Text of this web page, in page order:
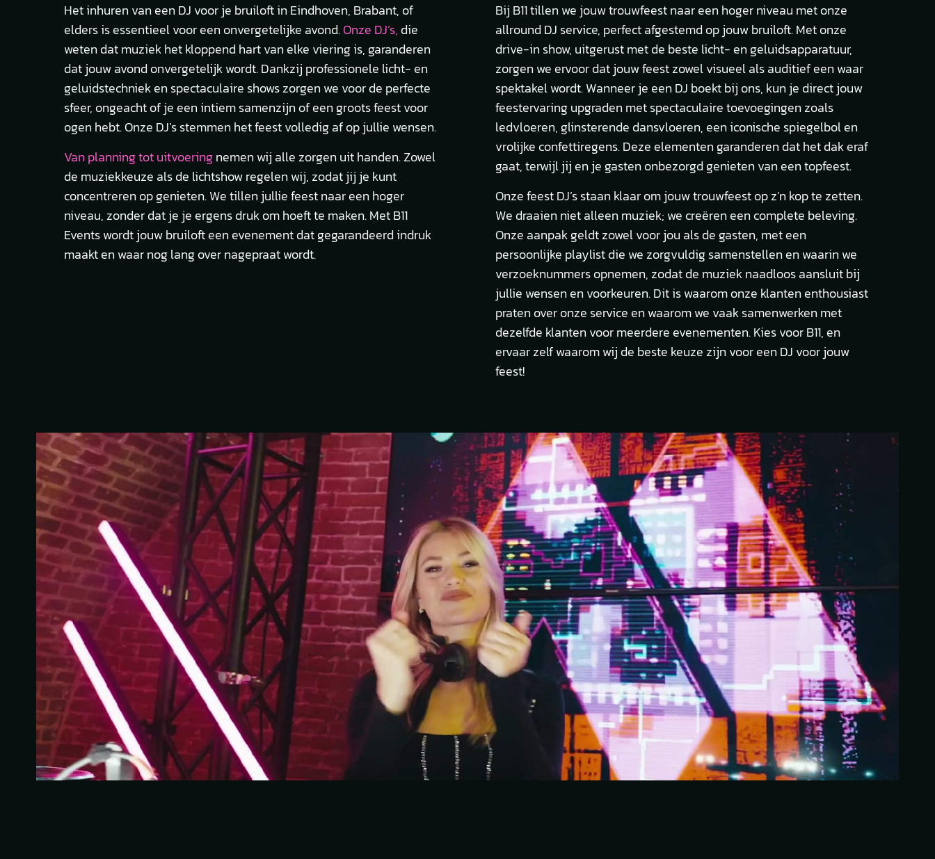
Het inhuren van een DJ voor je bruiloft in Eindhoven, Brabant, of
elders is essentieel voor een onvergetelijke avond.Onze DJ’s, die
weten dat muziek het kloppend hart van elke viering is, garanderen
dat jouw avond onvergetelijk wordt. Dankzij professionele licht- en
geluidstechniek en spectaculaire shows zorgen we voor de perfecte
sfeer, ongeacht of je een intiem samenzijn of een groots feest voor
ogen hebt. Onze DJ’s stemmen het feest volledig af op jullie wensen.
Van planning tot uitvoeringnemen wij alle zorgen uit handen. Zowel
de muziekkeuze als de lichtshow regelen wij, zodat jij je kunt
concentreren op genieten. We tillen jullie feest naar een hoger
niveau, zonder dat je je ergens druk om hoeft te maken. Met B11
Events wordt jouw bruiloft een evenement dat gegarandeerd indruk
maakt en waar nog lang over nagepraat wordt.
Bij B11 tillen we jouw trouwfeest naar een hoger niveau met onze
allround DJ service, perfect afgestemd op jouw bruiloft. Met onze
drive-in show, uitgerust met de beste licht- en geluidsapparatuur,
zorgen we ervoor dat jouw feest zowel visueel als auditief een waar
spektakel wordt. Wanneer je een DJ boekt bij ons, kun je direct jouw
feestervaring upgraden met spectaculaire toevoegingen zoals
ledvloeren, glinsterende dansvloeren, een iconische spiegelbol en
vrolijke confettiregens. Deze elementen garanderen dat het dak eraf
gaat, terwijl jij en je gasten onbezorgd genieten van een topfeest.
Onze feest DJ’s staan klaar om jouw trouwfeest op z’n kop te zetten.
We draaien niet alleen muziek; we creëren een complete beleving.
Onze aanpak geldt zowel voor jou als de gasten, met een
persoonlijke playlist die we zorgvuldig samenstellen en waarin we
verzoeknummers opnemen, zodat de muziek naadloos aansluit bij
jullie wensen en voorkeuren. Dit is waarom onze klanten enthousiast
praten over onze service en waarom we vaak samenwerken met
dezelfde klanten voor meerdere evenementen. Kies voor B11, en
ervaar zelf waarom wij de beste keuze zijn voor een DJ voor jouw
feest!